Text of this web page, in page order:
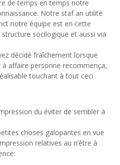
de temps en temps notre
Notre staf an utilité
notre équipe est en cette
socilogique et aussi via
décidé fraîchement lorsque
à affaire personne recommença,
touchant à tout ceci
du éviter de sembler à
choses galopantes en vue
relatives au n’être à